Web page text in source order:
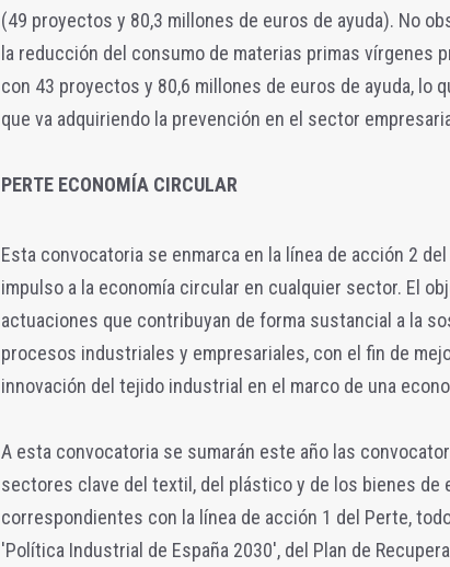
(49 proyectos y 80,3 millones de euros de ayuda). No
la reducción del consumo de materias primas vírgenes
con 43 proyectos y 80,6 millones de euros de ayuda, lo
que va adquiriendo la prevención en el sector
PERTE ECONOMÍA CIRCULAR
Esta convocatoria se enmarca en la línea de acción 2
impulso a la economía circular en cualquier sector. El
actuaciones que contribuyan de forma sustancial a la
procesos industriales y empresariales, con el fin de
innovación del tejido industrial en el marco de una
A esta convocatoria se sumarán este año las
sectores clave del textil, del plástico y de los bienes de
correspondientes con la línea de acción 1 del Perte,
'Política Industrial de España 2030', del Plan de